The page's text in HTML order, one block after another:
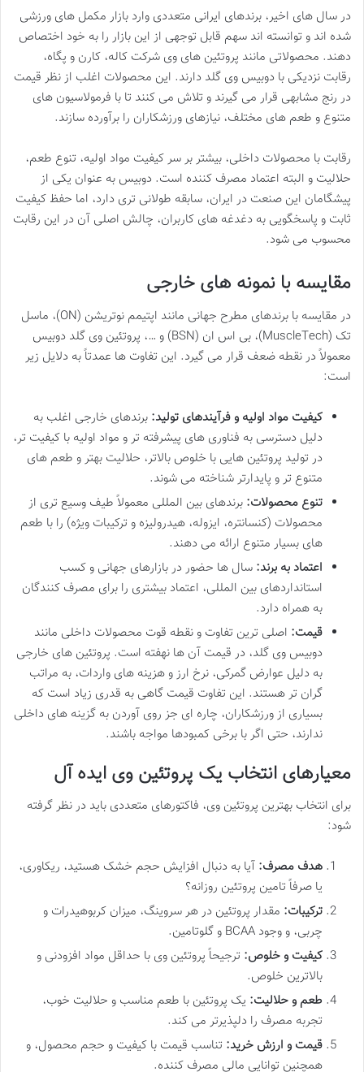
در سال های اخیر، برندهای ایرانی متعددی وارد بازار مکمل های ورزشی
شده اند و توانسته اند سهم قابل توجهی از این بازار را به خود اختصاص
دهند. محصولاتی مانند پروتئین های وی شرکت کاله، کارن و پگاه،
رقابت نزدیکی با دوبیس وی گلد دارند. این محصولات اغلب از نظر قیمت
در رنج مشابهی قرار می گیرند و تلاش می کنند تا با فرمولاسیون های
متنوع و طعم های مختلف، نیازهای ورزشکاران را برآورده سازند.
رقابت با محصولات داخلی، بیشتر بر سر کیفیت مواد اولیه، تنوع طعم،
حلالیت و البته اعتماد مصرف کننده است. دوبیس به عنوان یکی از
پیشگامان این صنعت در ایران، سابقه طولانی تری دارد، اما حفظ کیفیت
ثابت و پاسخگویی به دغدغه های کاربران، چالش اصلی آن در این رقابت
محسوب می شود.
مقایسه با نمونه های خارجی
در مقایسه با برندهای مطرح جهانی مانند اپتیمم نوتریشن (ON)، ماسل
تک (MuscleTech)، بی اس ان (BSN) و …، پروتئین وی گلد دوبیس
معمولاً در نقطه ضعف قرار می گیرد. این تفاوت ها عمدتاً به دلایل زیر
است:
کیفیت مواد اولیه و فرآیندهای تولید: برندهای خارجی اغلب به
دلیل دسترسی به فناوری های پیشرفته تر و مواد اولیه با کیفیت تر،
در تولید پروتئین هایی با خلوص بالاتر، حلالیت بهتر و طعم های
متنوع تر و پایدارتر شناخته می شوند.
تنوع محصولات: برندهای بین المللی معمولاً طیف وسیع تری از
محصولات (کنسانتره، ایزوله، هیدرولیزه و ترکیبات ویژه) را با طعم
های بسیار متنوع ارائه می دهند.
اعتماد به برند: سال ها حضور در بازارهای جهانی و کسب
استانداردهای بین المللی، اعتماد بیشتری را برای مصرف کنندگان
به همراه دارد.
قیمت: اصلی ترین تفاوت و نقطه قوت محصولات داخلی مانند
دوبیس وی گلد، در قیمت آن ها نهفته است. پروتئین های خارجی
به دلیل عوارض گمرکی، نرخ ارز و هزینه های واردات، به مراتب
گران تر هستند. این تفاوت قیمت گاهی به قدری زیاد است که
بسیاری از ورزشکاران، چاره ای جز روی آوردن به گزینه های داخلی
ندارند، حتی اگر با برخی کمبودها مواجه باشند.
معیارهای انتخاب یک پروتئین وی ایده آل
برای انتخاب بهترین پروتئین وی، فاکتورهای متعددی باید در نظر گرفته
شود:
هدف مصرف: آیا به دنبال افزایش حجم خشک هستید، ریکاوری،
یا صرفاً تامین پروتئین روزانه؟
ترکیبات: مقدار پروتئین در هر سروینگ، میزان کربوهیدرات و
چربی، و وجود BCAA و گلوتامین.
کیفیت و خلوص: ترجیحاً پروتئین وی با حداقل مواد افزودنی و
بالاترین خلوص.
طعم و حلالیت: یک پروتئین با طعم مناسب و حلالیت خوب،
تجربه مصرف را دلپذیرتر می کند.
قیمت و ارزش خرید: تناسب قیمت با کیفیت و حجم محصول، و
همچنین توانایی مالی مصرف کننده.